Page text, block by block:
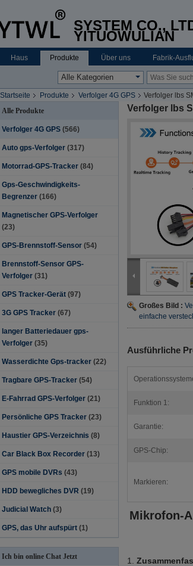
SYSTEM CO.,
YITUOWULIAN
Haus Produkte Über uns Fabrik-
Startseite Produkte Verfolger 4G GPS Verfolger lbs
Alle Produkte
Verfolger 4G GPS (566)
Auto gps-Verfolger (317)
Motorrad-GPS-Tracker (84)
Gps-Geschwindigkeits-
Begrenzer (166)
Magnetischer GPS-Verfolger
(23)
GPS-Brennstoff-Sensor (54)
Brennstoff-Sensor GPS-
Verfolger (31)
GPS Tracker-Gerät (97)
3G GPS Tracker (67)
langer Batteriedauer gps-
Verfolger (35)
Wasserdichte Gps-tracker (22)
Tragbare GPS-Tracker (54)
E-Fahrrad GPS-Verfolger (21)
Persönliche GPS Tracker (23)
Haustier GPS-Verzeichnis (8)
Car Black Box Recorder (13)
GPS mobile DVRs (43)
HDD bewegliches DVR (19)
Judicial Watch (3)
GPS, das Uhr aufspürt (1)
Ich bin online Chat Jetzt
Verfolger lbs
Großes Bild :
einfache
Ausführliche
Funktion 1:
Garantie:
GPS-Chip:
Markieren:
Mikrofon-
1.